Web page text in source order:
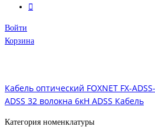
Войти
Корзина
Кабель оптический FOXNET FX-
ADSS 32 волокна 6кН ADSS Кабель
Категория номенклатуры